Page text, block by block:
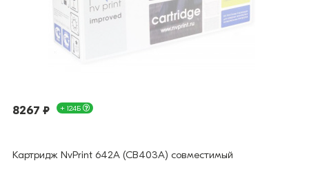
8267 ₽ + 124Б
Картридж NvPrint 642A (CB403A) совместимый